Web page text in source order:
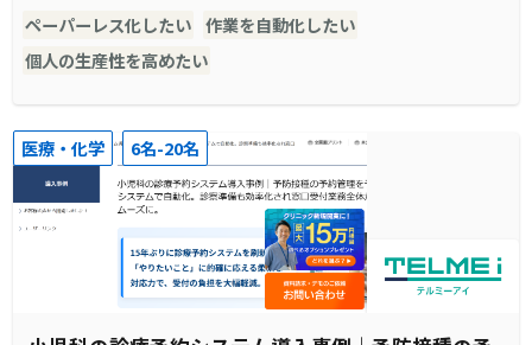
ペーパーレス化したい 作業を自動化したい
個人の生産性を高めたい
医療・化学 6名-20名